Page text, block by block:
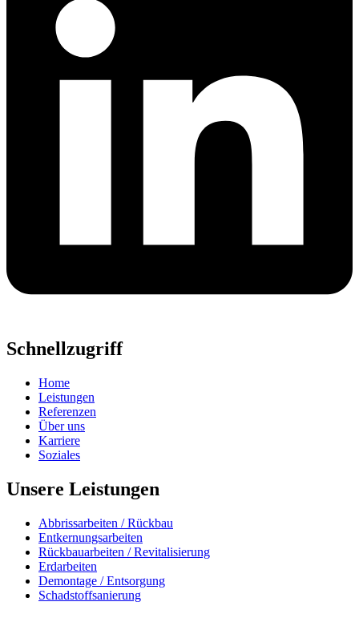
Schnellzugriff
Home
Leistungen
Referenzen
Über uns
Karriere
Soziales
Unsere Leistungen
Abbrissarbeiten / Rückbau
Entkernungsarbeiten
Rückbauarbeiten / Revitalisierung
Erdarbeiten
Demontage / Entsorgung
Schadstoffsanierung